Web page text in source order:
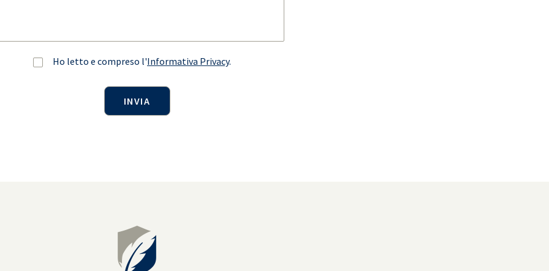
Ho letto e compreso l'Informativa Privacy.